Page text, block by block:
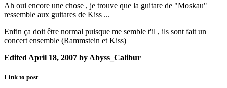
Ah oui encore une chose , je trouve que la guitare de "Moskau"
ressemble aux guitares de Kiss ...
Enfin ça doit être normal puisque me semble t'il , ils sont fait un
concert ensemble (Rammstein et Kiss)
Edited April 18, 2007 by Abyss_Calibur
Link to post